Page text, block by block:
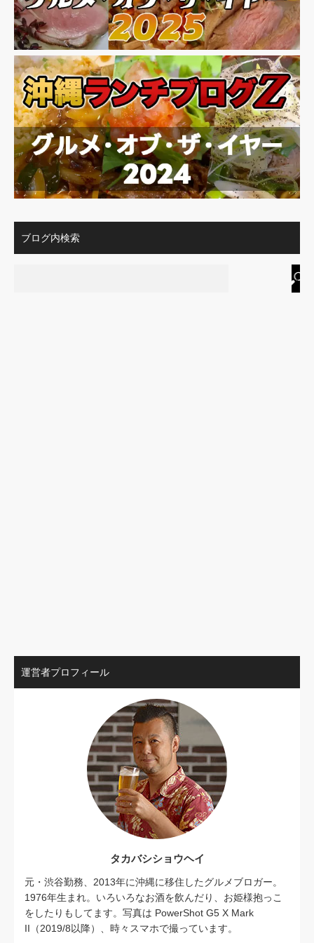
ブログ内検索
運営者プロフィール
タカバシショウヘイ
元・渋谷勤務、2013年に沖縄に移住したグルメブロガー。
1976年生まれ。いろいろなお酒を飲んだり、お姫様抱っこ
をしたりもしてます。写真は PowerShot G5 X Mark
II（2019/8以降）、時々スマホで撮っています。